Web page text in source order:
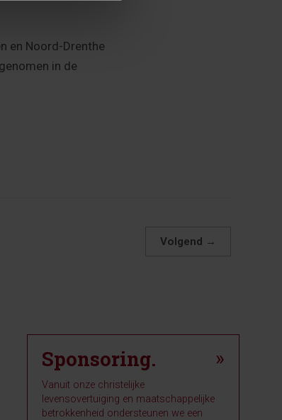
en Noord-Drenthe
in de
Volgend →
Sponsoring. »
Vanuit onze christelijke
levensovertuiging en maatschappelijke
betrokkenheid ondersteunen we een